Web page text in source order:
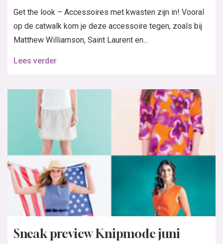
Get the look – Accessoires met kwasten zijn in! Vooral
op de catwalk kom je deze accessoire tegen, zoals bij
Matthew Williamson, Saint Laurent en...
Lees verder
Sneak preview Knipmode juni